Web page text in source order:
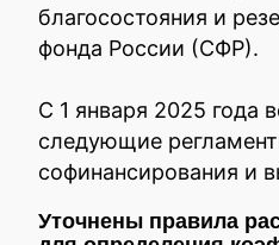
благосостояния и
фонда России (СФР).
С 1 января 2025 года
следующие
софинансирования и
Уточнены правила